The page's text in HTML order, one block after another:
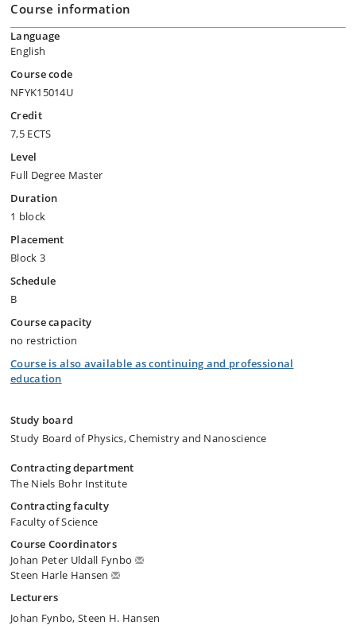
Course information
Language
English
Course code
NFYK15014U
Credit
7,5 ECTS
Level
Full Degree Master
Duration
1 block
Placement
Block 3
Schedule
B
Course capacity
no restriction
Course is also available as continuing and professional
education
Study board
Study Board of Physics, Chemistry and Nanoscience
Contracting department
The Niels Bohr Institute
Contracting faculty
Faculty of Science
Course Coordinators
Johan Peter Uldall Fynbo
Steen Harle Hansen
Lecturers
Johan Fynbo, Steen H. Hansen